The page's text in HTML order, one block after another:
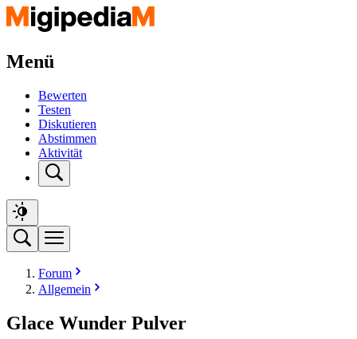
Menü
Bewerten
Testen
Diskutieren
Abstimmen
Aktivität
Forum
Allgemein
Glace Wunder Pulver